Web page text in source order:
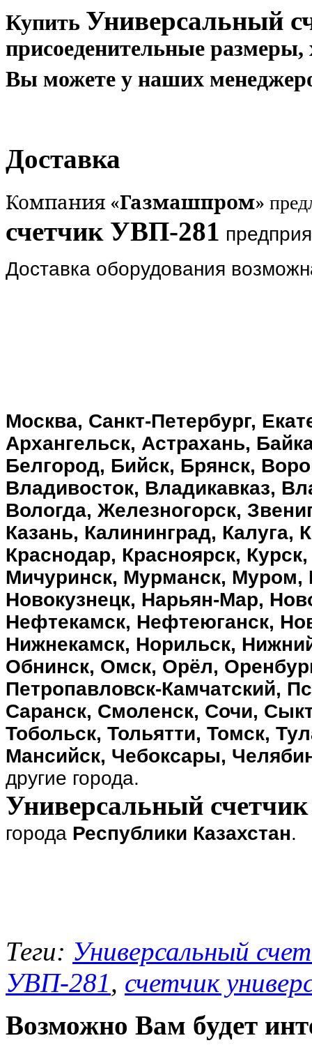
Купить Универсальный
присоеденительные размеры,
Вы можете у наших
Доставка
Компания «Газмашпром»
счетчик УВП-281
Доставка оборудования
Москва, Санкт-Петербург,
Архангельск, Астрахань,
Белгород, Бийск, Брянск,
Владивосток, Владикавказ,
Вологда, Железногорск,
Казань, Калининград, Калуга,
Краснодар, Красноярск,
Мичуринск, Мурманск,
Новокузнецк, Нарьян-Мар,
Нефтекамск, Нефтеюганск,
Нижнекамск, Норильск,
Обнинск, Омск, Орёл,
Петропавловск-Камчатский,
Саранск, Смоленск, Сочи,
Тобольск, Тольятти, Томск,
Мансийск, Чебоксары,
другие города.
Универсальный
города Республики Казахстан.
Теги: Универсальный
УВП-281, счетчик
Возможно Вам будет